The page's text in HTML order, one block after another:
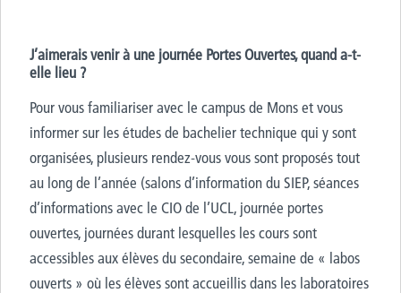
J’aimerais venir à une journée Portes Ouvertes, quand a-t-
elle lieu ?
Pour vous familiariser avec le campus de Mons et vous
informer sur les études de bachelier technique qui y sont
organisées, plusieurs rendez-vous vous sont proposés tout
au long de l’année (salons d’information du SIEP, séances
d’informations avec le CIO de l’UCL, journée portes
ouvertes, journées durant lesquelles les cours sont
accessibles aux élèves du secondaire, semaine de « labos
ouverts » où les élèves sont accueillis dans les laboratoires